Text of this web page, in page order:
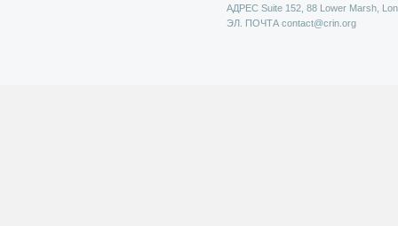
АДРЕС Suite 152, 88 Lower Marsh,
ЭЛ. ПОЧТА contact@crin.org